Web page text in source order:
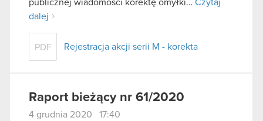
publicznej wiadomości korektę omyłki… Czytaj
dalej
PDF Rejestracja akcji serii M - korekta
Raport bieżący nr 61/2020
4 grudnia 2020 17:40